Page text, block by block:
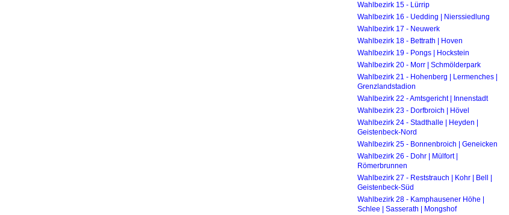
Wahlbezirk 15 - Lürrip
Wahlbezirk 16 - Uedding | Nierssiedlung
Wahlbezirk 17 - Neuwerk
Wahlbezirk 18 - Bettrath | Hoven
Wahlbezirk 19 - Pongs | Hockstein
Wahlbezirk 20 - Morr | Schmölderpark
Wahlbezirk 21 - Hohenberg | Lermenches |
Grenzlandstadion
Wahlbezirk 22 - Amtsgericht | Innenstadt
Wahlbezirk 23 - Dorfbroich | Hövel
Wahlbezirk 24 - Stadthalle | Heyden |
Geistenbeck-Nord
Wahlbezirk 25 - Bonnenbroich | Geneicken
Wahlbezirk 26 - Dohr | Mülfort |
Römerbrunnen
Wahlbezirk 27 - Reststrauch | Kohr | Bell |
Geistenbeck-Süd
Wahlbezirk 28 - Kamphausener Höhe |
Schlee | Sasserath | Mongshof